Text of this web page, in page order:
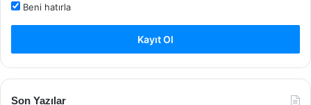
Beni hatırla
Kayıt Ol
Son Yazılar